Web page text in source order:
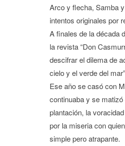
Arco y flecha, Samba
intentos originales por
A finales de la década
la revista “Don
descifrar el dilema de
cielo y el verde del
Ese año se casó con
continuaba y se
plantación, la
por la miseria con
simple pero atrapante.